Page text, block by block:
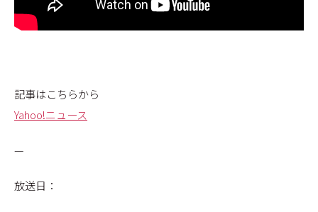
記事はこちらから
Yahoo!ニュース
—
放送日：